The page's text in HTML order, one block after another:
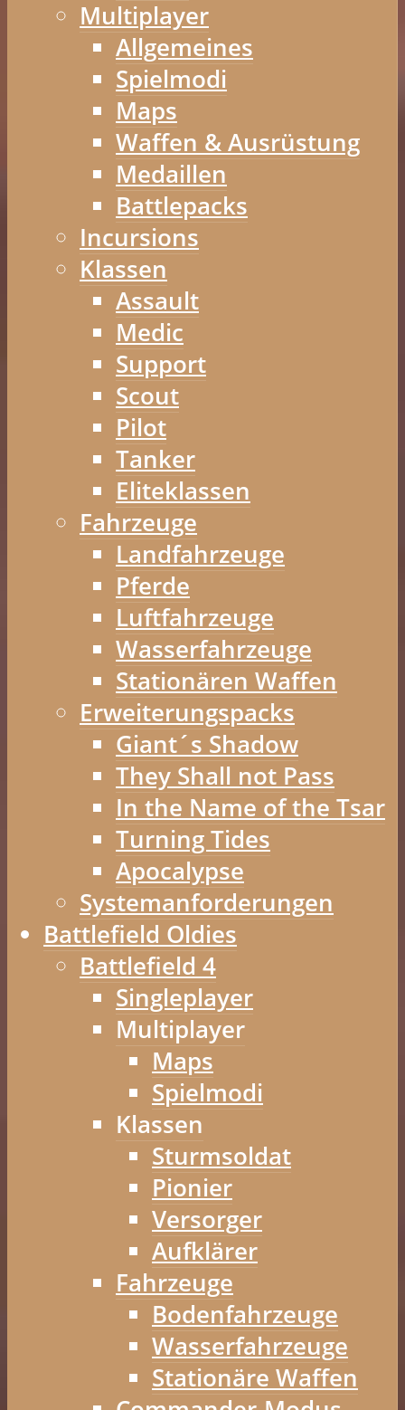
Multiplayer
Allgemeines
Spielmodi
Maps
Waffen & Ausrüstung
Medaillen
Battlepacks
Incursions
Klassen
Assault
Medic
Support
Scout
Pilot
Tanker
Eliteklassen
Fahrzeuge
Landfahrzeuge
Pferde
Luftfahrzeuge
Wasserfahrzeuge
Stationären Waffen
Erweiterungspacks
Giant´s Shadow
They Shall not Pass
In the Name of the Tsar
Turning Tides
Apocalypse
Systemanforderungen
Battlefield Oldies
Battlefield 4
Singleplayer
Multiplayer
Maps
Spielmodi
Klassen
Sturmsoldat
Pionier
Versorger
Aufklärer
Fahrzeuge
Bodenfahrzeuge
Wasserfahrzeuge
Stationäre Waffen